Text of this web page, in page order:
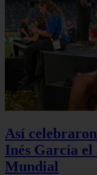
Así
Inés García el
Mundial